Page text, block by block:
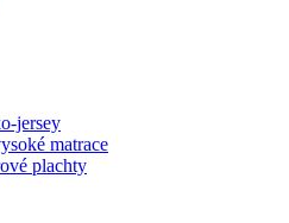
jersey
matrace
plachty